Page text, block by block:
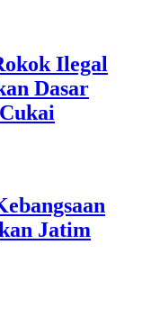
Ilegal
Dasar
Jatim